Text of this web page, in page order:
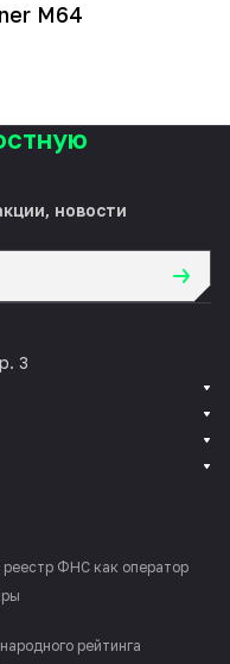
M64
новости
3
ФНС как оператор
рейтинга